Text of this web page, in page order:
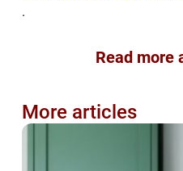
.
Read more
More articles